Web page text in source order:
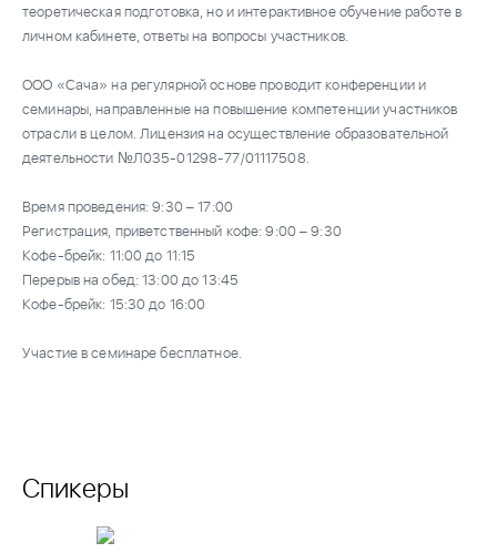
теоретическая подготовка, но и интерактивное обучение работе в
личном кабинете, ответы на вопросы участников.
ООО «Сача» на регулярной основе проводит конференции и
семинары, направленные на повышение компетенции участников
отрасли в целом. Лицензия на осуществление образовательной
деятельности №Л035-01298-77/01117508.
Время проведения: 9:30 – 17:00
Регистрация, приветственный кофе: 9:00 – 9:30
Кофе-брейк: 11:00 до 11:15
Перерыв на обед: 13:00 до 13:45
Кофе-брейк: 15:30 до 16:00
Участие в семинаре бесплатное.
Спикеры